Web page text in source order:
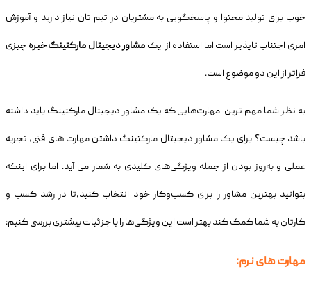
خوب برای تولید محتوا و پاسخگویی به مشتریان در تیم تان نیاز دارید و آموزش
امری اجتناب ناپذیر است اما استفاده از یک مشاور دیجیتال مارکتینگ خبره چیزی
فراتر از این دو موضوع است.
به نظر شما مهم ترین مهارت‌هایی که یک مشاور دیجیتال مارکتینگ باید داشته
باشد چیست؟ برای یک مشاور دیجیتال مارکتینگ داشتن مهارت های فنی، تجربه
عملی و به‌روز بودن از جمله ویژگی‌های کلیدی به شمار می آید. اما برای اینکه
بتوانید بهترین مشاور را برای کسب‌وکار خود انتخاب کنید،تا در رشد کسب و
کارتان به شما کمک کند بهتر است این ویژگی‌ها را با جزئیات بیشتری بررسی کنیم:
مهارت های نرم: